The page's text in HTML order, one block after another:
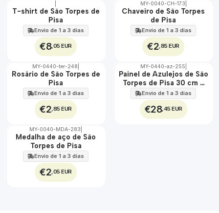
🇵🇹
T-shirt de São Torpes de
Pisa
Envio de 1 a 3 dias
€8,05 EUR
🇵🇹
MY-0040-CH-173
Chaveiro de São Torpes
de Pisa
Envio de 1 a 3 dias
€2,85 EUR
🇵🇹
MY-0440-ter-248
Rosário de São Torpes de
Pisa
Envio de 1 a 3 dias
€2,85 EUR
🇵🇹
100%
EXT.
MY-0440-az-255
Painel de Azulejos de São
Torpes de Pisa 30 cm x
45 cm
Envio de 1 a 3 dias
€28,45 EUR
🇵🇹
100%
ÁGUA
MY-0040-MDA-283
Medalha de aço de São
Torpes de Pisa
Envio de 1 a 3 dias
€2,05 EUR